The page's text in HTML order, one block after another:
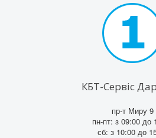
КБТ-Сервіс
пр-т Миру 9
пн-пт: з 09:00 до
сб: з 10:00 до